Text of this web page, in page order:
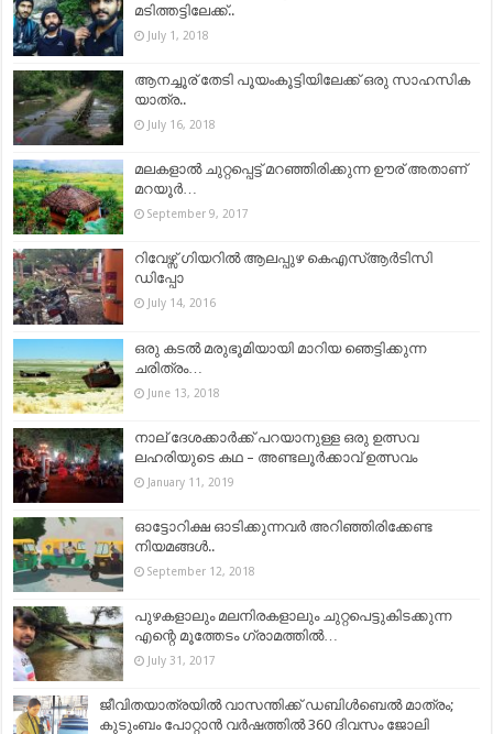
മടിത്തട്ടിലേക്ക്..
July 1, 2018
ആനച്ചൂര് തേടി പൂയംകൂട്ടിയിലേക്ക് ഒരു സാഹസിക
യാത്ര..
July 16, 2018
മലകളാൽ ചുറ്റപ്പെട്ട് മറഞ്ഞിരിക്കുന്ന ഊര് അതാണ്
മറയൂർ…
September 9, 2017
റിവേഴ്സ് ഗിയറില്‍ ആലപ്പുഴ കെഎസ്ആര്‍ടിസി
ഡിപ്പോ
July 14, 2016
ഒരു കടൽ മരുഭൂമിയായി മാറിയ ഞെട്ടിക്കുന്ന
ചരിത്രം…
June 13, 2018
നാല് ദേശക്കാർക്ക് പറയാനുള്ള ഒരു ഉത്സവ
ലഹരിയുടെ കഥ – അണ്ടലൂർക്കാവ് ഉത്സവം
January 11, 2019
ഓട്ടോറിക്ഷ ഓടിക്കുന്നവർ അറിഞ്ഞിരിക്കേണ്ട
നിയമങ്ങൾ..
September 12, 2018
പുഴകളാലും മലനിരകളാലും ചുറ്റപെട്ടുകിടക്കുന്ന
എന്റെ മൂത്തേടം ഗ്രാമത്തിൽ…
July 31, 2017
ജീവിതയാത്രയില്‍ വാസന്തിക്ക് ഡബിള്‍ബെല്‍ മാത്രം;
കുടുംബം പോറ്റാന്‍ വര്‍ഷത്തില്‍ 360 ദിവസം ജോലി